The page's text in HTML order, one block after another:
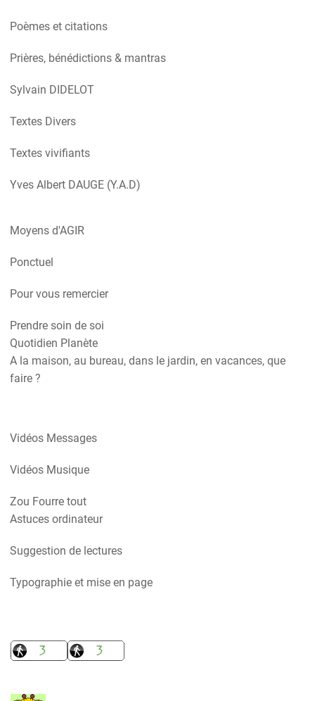
Poèmes et citations
Prières, bénédictions & mantras
Sylvain DIDELOT
Textes Divers
Textes vivifiants
Yves Albert DAUGE (Y.A.D)
Moyens d'AGIR
Ponctuel
Pour vous remercier
Prendre soin de soi
Quotidien Planète
A la maison, au bureau, dans le jardin, en vacances, que
faire ?
Vidéos Messages
Vidéos Musique
Zou Fourre tout
Astuces ordinateur
Suggestion de lectures
Typographie et mise en page